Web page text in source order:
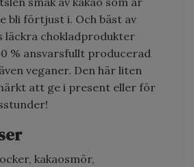
bli förtjust i. Och bäst av
läckra chokladprodukter
% ansvarsfullt producerad
veganer. Den här liten
att ge i present eller för
kakaosmör,